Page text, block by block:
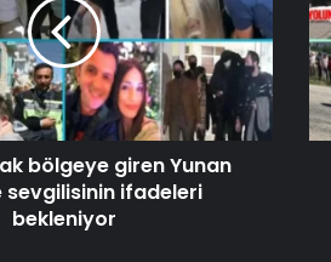
bölgeye giren Yunan
sevgilisinin ifadeleri
bekleniyor